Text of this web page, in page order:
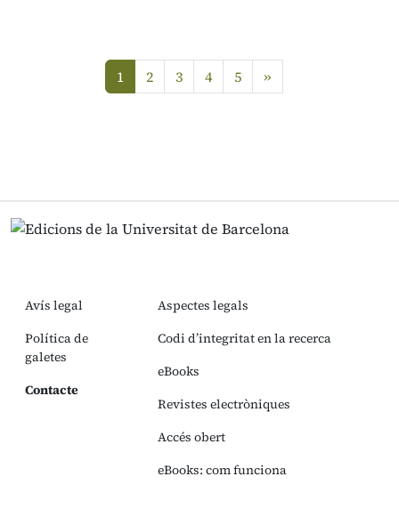
1
2 3 4 5 »següent
Avís legal
Política de
galetes
Contacte
Aspectes legals
Codi d’integritat en la recerca
eBooks
Revistes electròniques
Accés obert
eBooks: com funciona